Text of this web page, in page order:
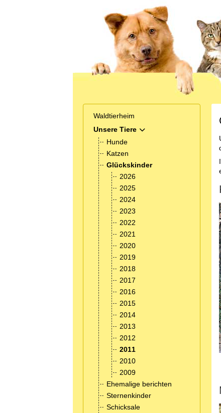
Waldtierheim
Unsere Tiere
Hunde
Katzen
Glückskinder
2026
2025
2024
2023
2022
2021
2020
2019
2018
2017
2016
2015
2014
2013
2012
2011
2010
2009
Ehemalige berichten
Sternenkinder
Schicksale